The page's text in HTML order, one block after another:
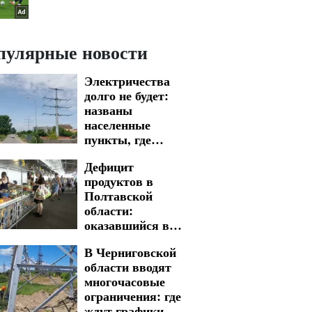
новости
Электричества
долго не будет:
названы
населенные
пункты, где
отключения света
в Кировоградской
области на 7
августа
Дефицит
продуктов в
Полтавской
области:
оказавшийся в
В Черниговской
области вводят
многочасовые
ограничения: где